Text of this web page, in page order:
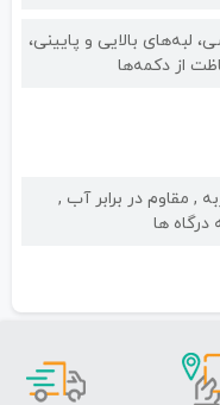
بالایی و پایینی،
از دکمه‌ها
, مقاوم در برابر آب ,
ها